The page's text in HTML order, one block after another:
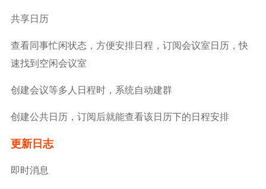
共享日历
查看同事忙闲状态，方便安排日程，订阅会议室日历，快
速找到空闲会议室
创建会议等多人日程时，系统自动建群
创建公共日历，订阅后就能查看该日历下的日程安排
更新日志
即时消息